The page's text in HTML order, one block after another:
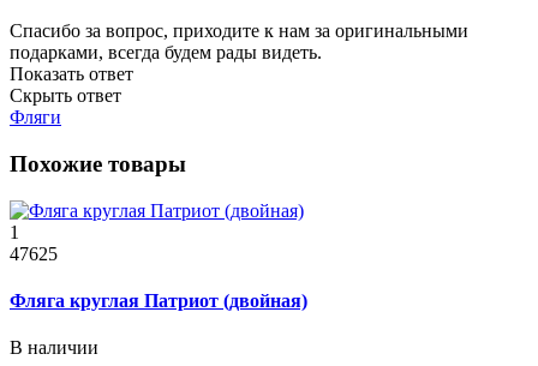
Спасибо за вопрос, приходите к нам за оригинальными
подарками, всегда будем рады видеть.
Показать ответ
Скрыть ответ
Фляги
Похожие товары
1
47625
Фляга круглая Патриот (двойная)
В наличии